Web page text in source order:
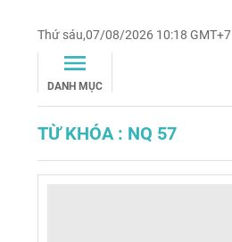
Thứ sáu,07/08/2026 10:18 GMT+7
DANH MỤC
TỪ KHÓA : NQ 57